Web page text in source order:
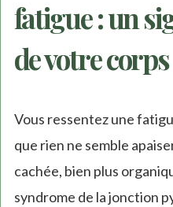
fatigue : un
de votre corps
Vous ressentez une
que rien ne semble
cachée, bien plus
syndrome de la jonction